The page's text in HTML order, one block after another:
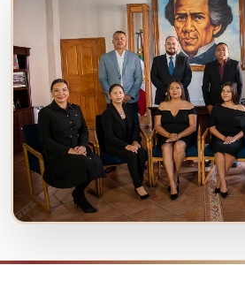
CONOCE A TUS REPRESENTANTES
Ver integrantes